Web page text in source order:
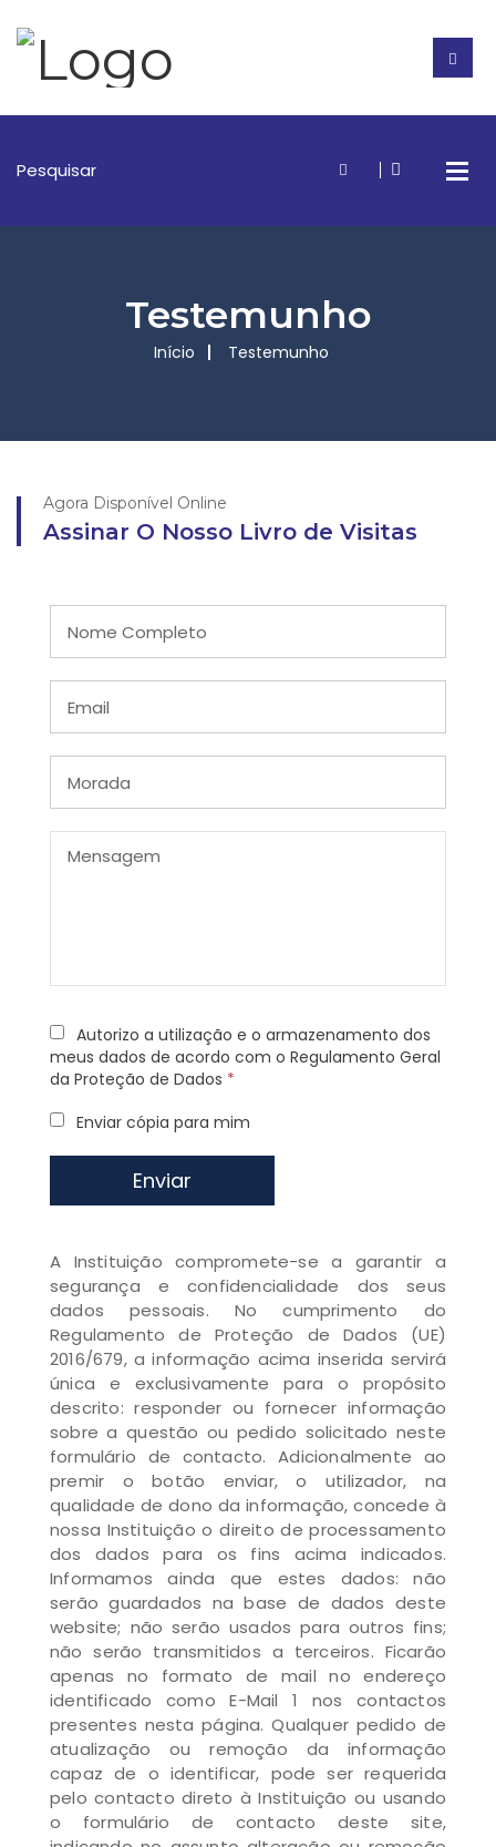
Testemunho
Início Testemunho
Agora Disponível Online
Assinar O Nosso Livro de Visitas
Autorizo a utilização e o armazenamento dos
meus dados de acordo com o Regulamento Geral
da Proteção de Dados *
Enviar cópia para mim
Enviar
A Instituição compromete-se a garantir a
segurança e confidencialidade dos seus
dados pessoais. No cumprimento do
Regulamento de Proteção de Dados (UE)
2016/679, a informação acima inserida servirá
única e exclusivamente para o propósito
descrito: responder ou fornecer informação
sobre a questão ou pedido solicitado neste
formulário de contacto. Adicionalmente ao
premir o botão enviar, o utilizador, na
qualidade de dono da informação, concede à
nossa Instituição o direito de processamento
dos dados para os fins acima indicados.
Informamos ainda que estes dados: não
serão guardados na base de dados deste
website; não serão usados para outros fins;
não serão transmitidos a terceiros. Ficarão
apenas no formato de mail no endereço
identificado como E-Mail 1 nos contactos
presentes nesta página. Qualquer pedido de
atualização ou remoção da informação
capaz de o identificar, pode ser requerida
pelo contacto direto à Instituição ou usando
o formulário de contacto deste site,